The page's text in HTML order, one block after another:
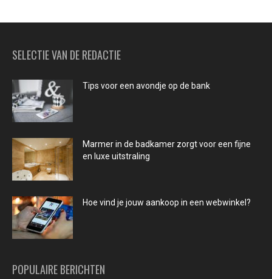
SELECTIE VAN DE REDACTIE
Tips voor een avondje op de bank
Marmer in de badkamer zorgt voor een fijne
en luxe uitstraling
Hoe vind je jouw aankoop in een webwinkel?
POPULAIRE BERICHTEN